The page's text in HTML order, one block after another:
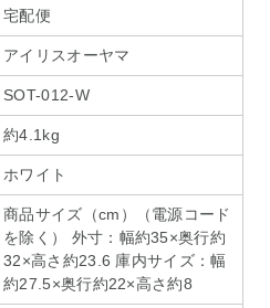
宅配便
アイリスオーヤマ
SOT-012-W
約4.1kg
ホワイト
商品サイズ（cm）（電源コード
を除く） 外寸：幅約35×奥行約
32×高さ約23.6 庫内サイズ：幅
約27.5×奥行約22×高さ約8